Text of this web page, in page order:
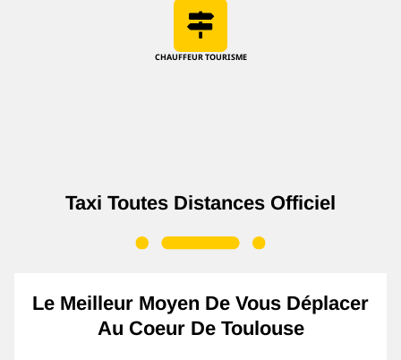
CHAUFFEUR TOURISME
Taxi Toutes Distances Officiel
Le Meilleur Moyen De Vous Déplacer
Au Coeur De Toulouse